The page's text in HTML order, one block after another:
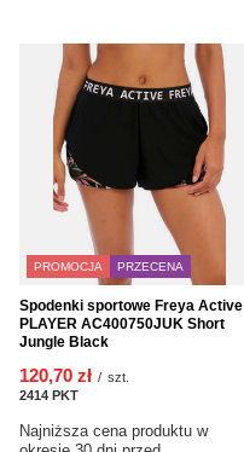
PROMOCJA PRZECENA
Spodenki sportowe Freya Active
PLAYER AC400750JUK Short
Jungle Black
120,70 zł / szt.
2414 PKT
Najniższa cena produktu w